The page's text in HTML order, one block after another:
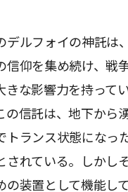
デルフォイの神託は
信仰を集め続け、戦
きな影響力を持って
の信託は、地下から
トランス状態になっ
されている。しかし
の装置として機能し